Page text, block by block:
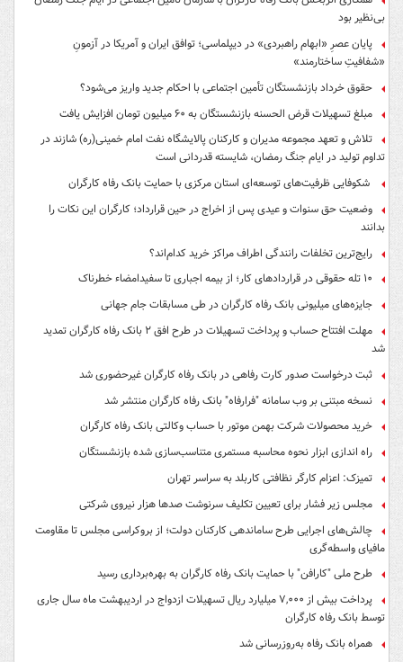
بی‌نظیر بود
پایان عصرِ «ابهام راهبردی» در دیپلماسی؛ توافق ایران و آمریکا در آزمونِ
«شفافیتِ ساختارمند»
حقوق خرداد بازنشستگان تأمین اجتماعی با احکام جدید واریز می‌شود؟
مبلغ تسهیلات قرض الحسنه بازنشستگان به ۶۰ میلیون تومان افزایش یافت
تلاش و تعهد مجموعه مدیران و کارکنان پالایشگاه نفت امام خمینی(ره) شازند در
تداوم تولید در ایام جنگ رمضان، شایسته قدردانی است
شکوفایی ظرفیت‌های توسعه‌ای استان مرکزی با حمایت بانک رفاه کارگران
وضعیت حق سنوات و عیدی پس از اخراج در حین قرارداد؛ کارگران این نکات را
بدانند
رایج‌ترین تخلفات رانندگی اطراف مراکز خرید کدام‌اند؟
۱۰ تله حقوقی در قراردادهای کار؛ از بیمه اجباری تا سفیدامضاء خطرناک
جایزه‌های میلیونی بانک رفاه کارگران در طی مسابقات جام جهانی
مهلت افتتاح حساب و پرداخت تسهیلات در طرح افق ۲ بانک رفاه کارگران تمدید
شد
ثبت درخواست صدور کارت رفاهی در بانک رفاه کارگران غیرحضوری شد
نسخه مبتنی بر وب سامانه "فرارفاه" بانک رفاه کارگران منتشر شد
خرید محصولات شرکت بهمن موتور با حساب وکالتی بانک رفاه کارگران
راه اندازی ابزار نحوه محاسبه مستمری متناسب‌سازی شده بازنشستگان
تمیزک: اعزام کارگر نظافتی کاربلد به سراسر تهران
مجلس زیر فشار برای تعیین تکلیف سرنوشت صدها هزار نیروی شرکتی
چالش‌های اجرایی طرح ساماندهی کارکنان دولت؛ از بروکراسی مجلس تا مقاومت
مافیای واسطه‌گری
طرح ملی "کارافن" با حمایت بانک رفاه کارگران به بهره‌برداری رسید
پرداخت بیش از ۷,۰۰۰ میلیارد ریال تسهیلات ازدواج در اردیبهشت ماه سال جاری
توسط بانک رفاه کارگران
همراه بانک رفاه به‌روزرسانی شد